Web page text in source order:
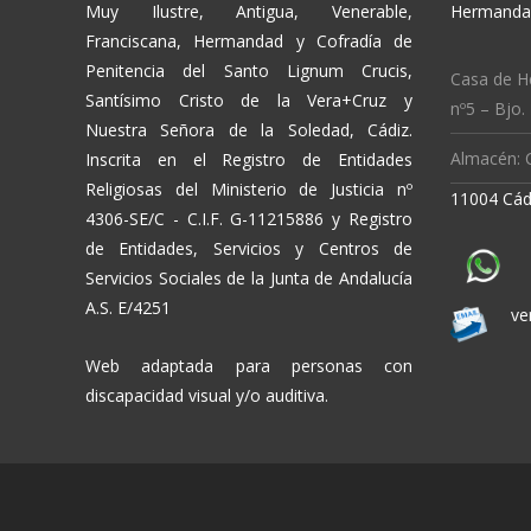
Muy Ilustre, Antigua, Venerable,
Franciscana, Hermandad y Cofradía de
Penitencia del Santo Lignum Crucis,
Santísimo Cristo de la Vera+Cruz y
Nuestra Señora de la Soledad, Cádiz.
Inscrita en el Registro de Entidades
Religiosas del Ministerio de Justicia nº
4306-SE/C - C.I.F. G-11215886 y Registro
de Entidades, Servicios y Centros de
Servicios Sociales de la Junta de Andalucía
A.S. E/4251
Web adaptada para personas con
discapacidad visual y/o auditiva.
Casa de
nº5 – Bjo.
Almacén:
11004